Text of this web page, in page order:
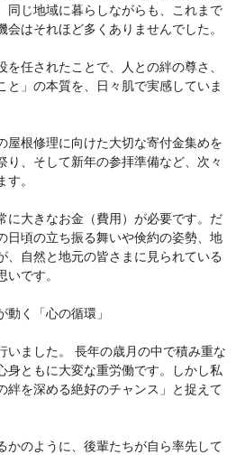
同じ地域に暮らしながらも、これまで
はそれほど多くありませんでした。
を任されたことで、人との絆の尊さ、
と」の本質を、日々肌で実感していま
屋根修理に向けた大切な寄付金集めを
り、そして新年の参拝準備など、次々
。
に大きなお金（費用）が必要です。だ
日頃の立ち振る舞いや倹約の姿勢、地
、自然と地元の皆さまに見られている
です。
く「心の循環」
いました。 長年の歳月の中で積み重な
身ともに大変な重労働です。しかし私
絆を深める絶好のチャンス」と捉えて
かのように、後輩たちが自ら率先して